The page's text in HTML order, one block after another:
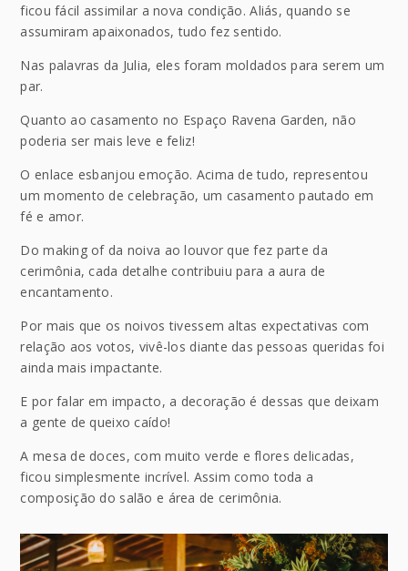
ficou fácil assimilar a nova condição. Aliás, quando se
assumiram apaixonados, tudo fez sentido.
Nas palavras da Julia, eles foram moldados para serem um
par.
Quanto ao casamento no Espaço Ravena Garden, não
poderia ser mais leve e feliz!
O enlace esbanjou emoção. Acima de tudo, representou
um momento de celebração, um casamento pautado em
fé e amor.
Do making of da noiva ao louvor que fez parte da
cerimônia, cada detalhe contribuiu para a aura de
encantamento.
Por mais que os noivos tivessem altas expectativas com
relação aos votos, vivê-los diante das pessoas queridas foi
ainda mais impactante.
E por falar em impacto, a decoração é dessas que deixam
a gente de queixo caído!
A mesa de doces, com muito verde e flores delicadas,
ficou simplesmente incrível. Assim como toda a
composição do salão e área de cerimônia.